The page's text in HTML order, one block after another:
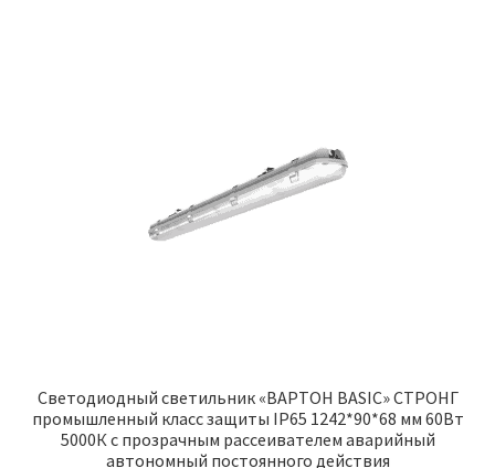
Светодиодный светильник «ВАРТОН BASIC» СТРОНГ
промышленный класс защиты IP65 1242*90*68 мм 60Вт
5000К с прозрачным рассеивателем аварийный
автономный постоянного действия